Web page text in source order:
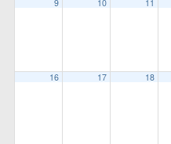
9 10 11
16 17 18